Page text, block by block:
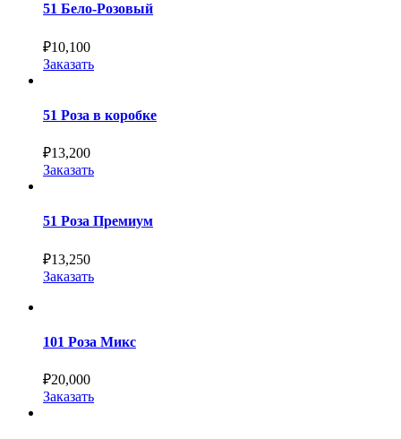
51 Бело-Розовый
₽10,100
Заказать
51 Роза в коробке
₽13,200
Заказать
51 Роза Премиум
₽13,250
Заказать
101 Роза Микс
₽20,000
Заказать